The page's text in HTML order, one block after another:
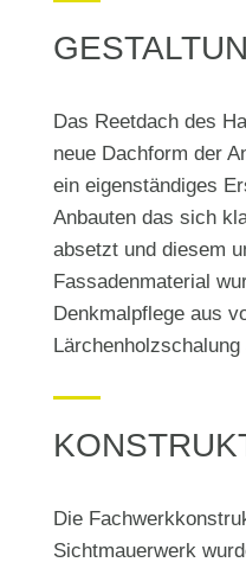
Das Reetdach des
neue Dachform der
ein eigenständiges
Anbauten das sich
absetzt und diesem
Fassadenmaterial
Denkmalpflege aus
Die
Sichtmauerwerk